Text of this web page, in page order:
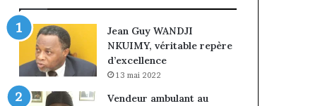
des
entreprises
pour
Jean Guy WANDJI
NKUIMY, véritable repère
d’excellence
13 mai 2022
Vendeur ambulant au